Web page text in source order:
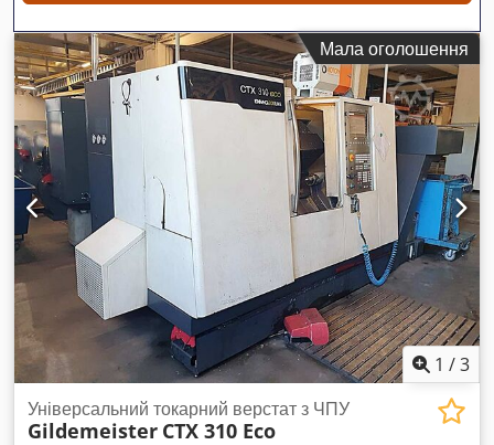
Мала оголошення
1 /3
Універсальний токарний верстат з ЧПУ
Gildemeister CTX 310 Eco